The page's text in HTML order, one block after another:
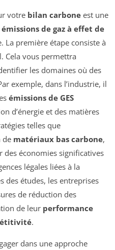
votre bilan carbone est une
émissions de gaz à effet de
La première étape consiste à
Cela vous permettra
les domaines où des
exemple, dans l’industrie, il
émissions de GES
d’énergie et des matières
telles que
de matériaux bas carbone,
des économies significatives
légales liées à la
des études, les entreprises
de réduction des
de leur performance
.
dans une approche